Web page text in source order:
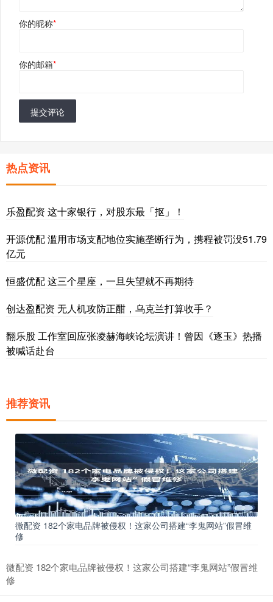
你的昵称*
你的邮箱*
提交评论
热点资讯
乐盈配资 这十家银行，对股东最「抠」！
开源优配 滥用市场支配地位实施垄断行为，携程被罚没51.79
亿元
恒盛优配 这三个星座，一旦失望就不再期待
创达盈配资 无人机攻防正酣，乌克兰打算收手？
翻乐股 工作室回应张凌赫海峡论坛演讲！曾因《逐玉》热播
被喊话赴台
推荐资讯
微配资 182个家电品牌被侵权！这家公司搭建“李鬼网站”假冒维
修
微配资 182个家电品牌被侵权！这家公司搭建“李鬼网站”假冒维
修